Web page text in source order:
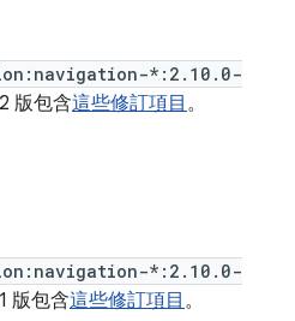
*:2.10.0-
版包含這些修訂項目 。
*:2.10.0-
版包含這些修訂項目 。